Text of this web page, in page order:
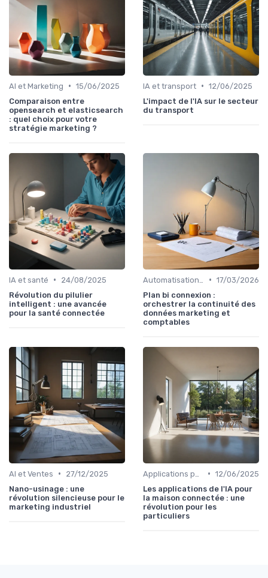
AI et Marketing • 15/06/2025
Comparaison entre
opensearch et elasticsearch
: quel choix pour votre
stratégie marketing ?
IA et transport • 12/06/2025
L'impact de l'IA sur le secteur
du transport
IA et santé •
24/08/2025
Révolution du pilulier
intelligent : une avancée
pour la santé connectée
• 17/03/2026
Plan bi connexion :
orchestrer la continuité des
données marketing et
comptables
AI et Ventes •
27/12/2025
Nano-usinage : une
révolution silencieuse pour le
marketing industriel
• 12/06/2025
Les applications de l'IA pour
la maison connectée : une
révolution pour les
particuliers